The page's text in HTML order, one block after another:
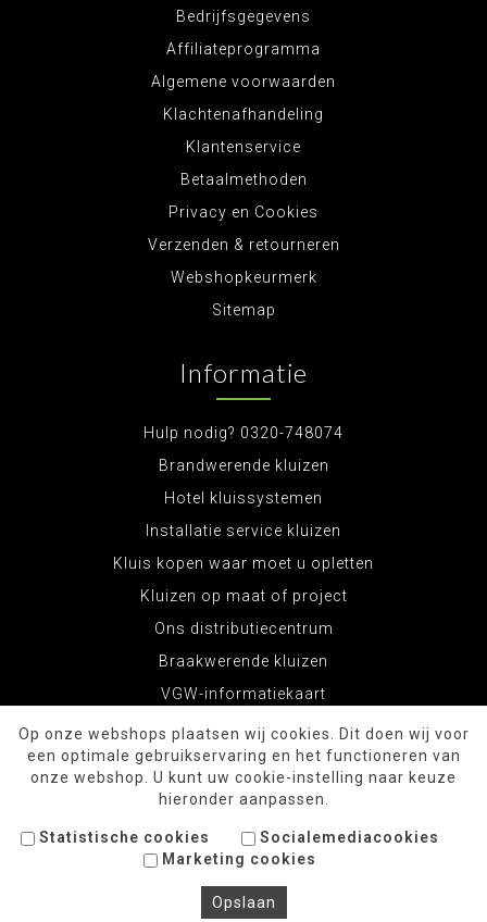
Bedrijfsgegevens
Affiliateprogramma
Algemene voorwaarden
Klachtenafhandeling
Klantenservice
Betaalmethoden
Privacy en Cookies
Verzenden & retourneren
Webshopkeurmerk
Sitemap
Informatie
Hulp nodig? 0320-748074
Brandwerende kluizen
Hotel kluissystemen
Installatie service kluizen
Kluis kopen waar moet u opletten
Kluizen op maat of project
Ons distributiecentrum
Braakwerende kluizen
VGW-informatiekaart
© Copyright 2026 KluizenWinkel.com
Op onze webshops plaatsen wij cookies. Dit doen wij voor
een optimale gebruikservaring en het functioneren van
onze webshop. U kunt uw cookie-instelling naar keuze
hieronder aanpassen.
Statistische cookies
Socialemediacookies
Marketing cookies
Opslaan